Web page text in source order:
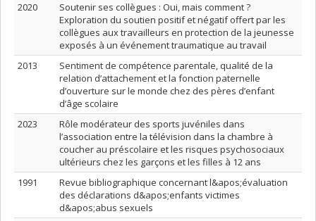
2020
Soutenir ses collègues : Oui, mais comment ?
Exploration du soutien positif et négatif offert par les
collègues aux travailleurs en protection de la jeunesse
exposés à un événement traumatique au travail
2013
Sentiment de compétence parentale, qualité de la
relation d’attachement et la fonction paternelle
d’ouverture sur le monde chez des pères d’enfant
d’âge scolaire
2023
Rôle modérateur des sports juvéniles dans
l’association entre la télévision dans la chambre à
coucher au préscolaire et les risques psychosociaux
ultérieurs chez les garçons et les filles à 12 ans
1991
Revue bibliographique concernant l&apos;évaluation
des déclarations d&apos;enfants victimes
d&apos;abus sexuels